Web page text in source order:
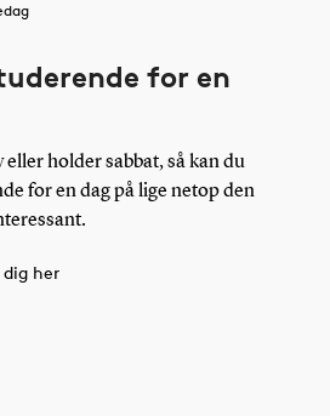
for en
holder sabbat, så kan du
for en dag på lige netop den
her